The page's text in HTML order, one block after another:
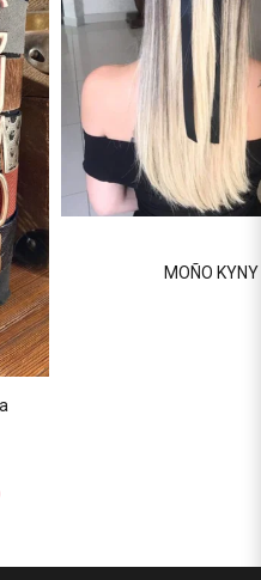
MOÑO KYNY